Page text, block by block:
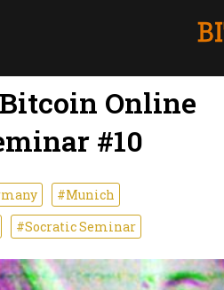
Online
#10
#Munich
#Socratic Seminar